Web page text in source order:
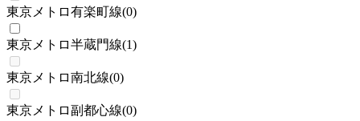
東京メトロ有楽町線(0)
東京メトロ半蔵門線(1)
東京メトロ南北線(0)
東京メトロ副都心線(0)